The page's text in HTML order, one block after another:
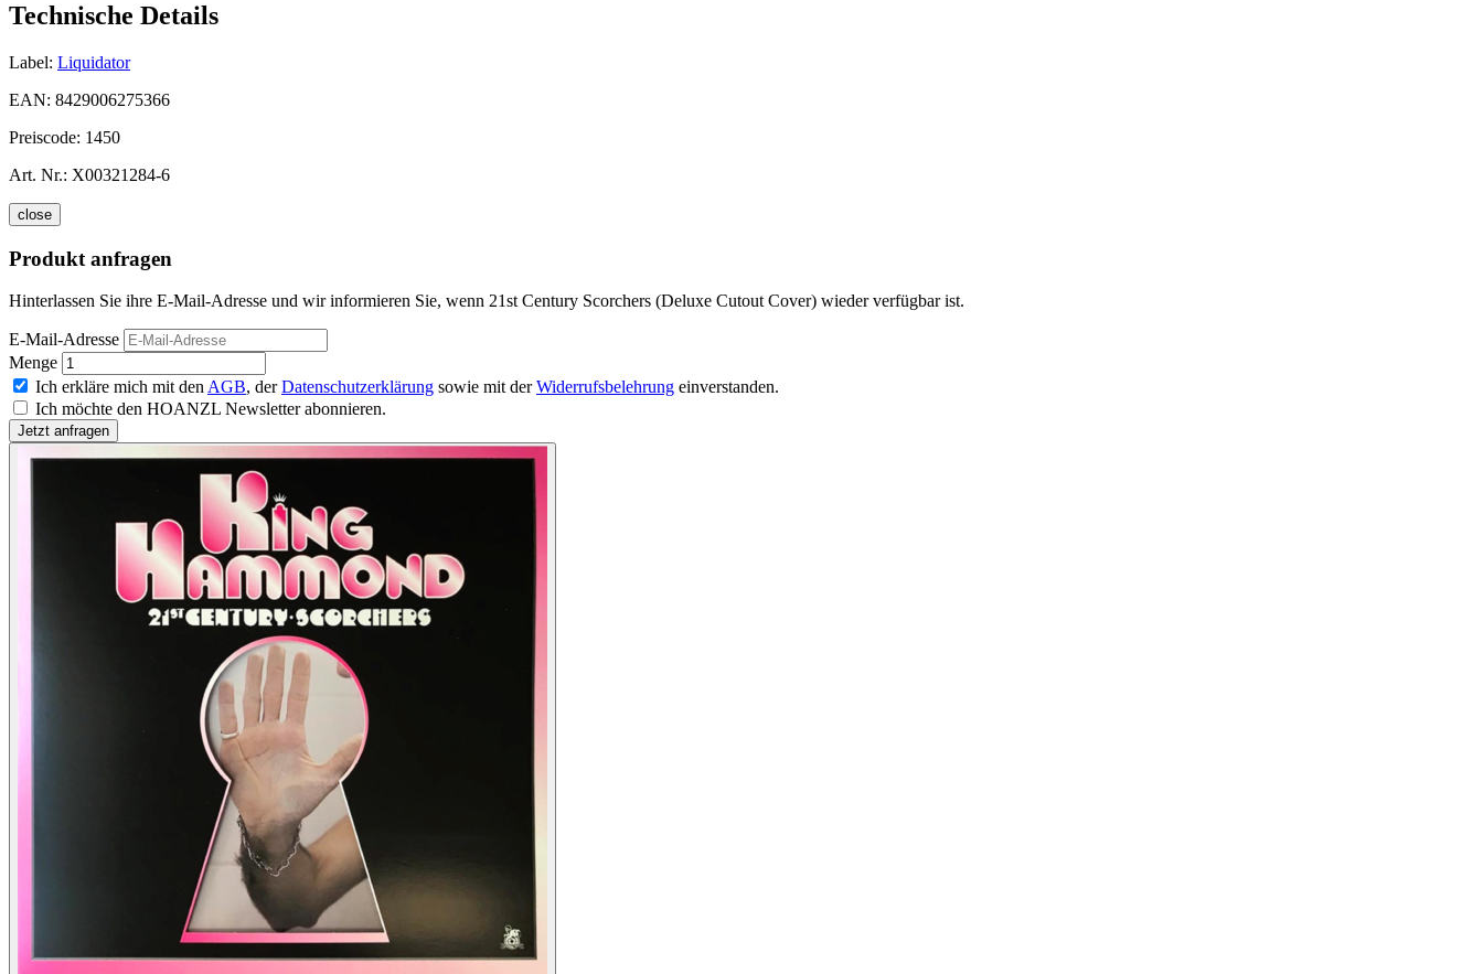
Technische Details
Label: Liquidator
EAN: 8429006275366
Preiscode: 1450
Art. Nr.: X00321284-6
close
Produkt anfragen
Hinterlassen Sie ihre E-Mail-Adresse und wir informieren Sie, wenn 21st Century Scorchers (Deluxe Cutout Cover) wieder verfügbar ist.
E-Mail-Adresse
Menge
Ich erkläre mich mit den AGB, derDatenschutzerklärung sowie mit derWiderrufsbelehrung einverstanden.
Ich möchte den HOANZL Newsletter abonnieren.